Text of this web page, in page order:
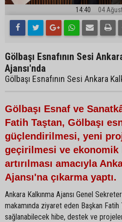
14:40 04
Gölbaşı Esnafının Sesi
Ajansı'nda
Gölbaşı Esnafının Sesi Ankara
Gölbaşı Esnaf ve
Fatih Taştan, Gölbaşı
güçlendirilmesi, yeni
geçirilmesi ve
artırılması amacıyla
Ajansı'na çıkarma yaptı.
Ankara Kalkınma Ajansı Genel
makamında ziyaret eden Başkan Fatih
sağlanabilecek hibe, destek ve